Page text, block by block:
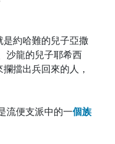
是約哈難的兒子亞撒
沙龍的兒子耶希西
擋出兵回來的人，
流便支派中的一個族